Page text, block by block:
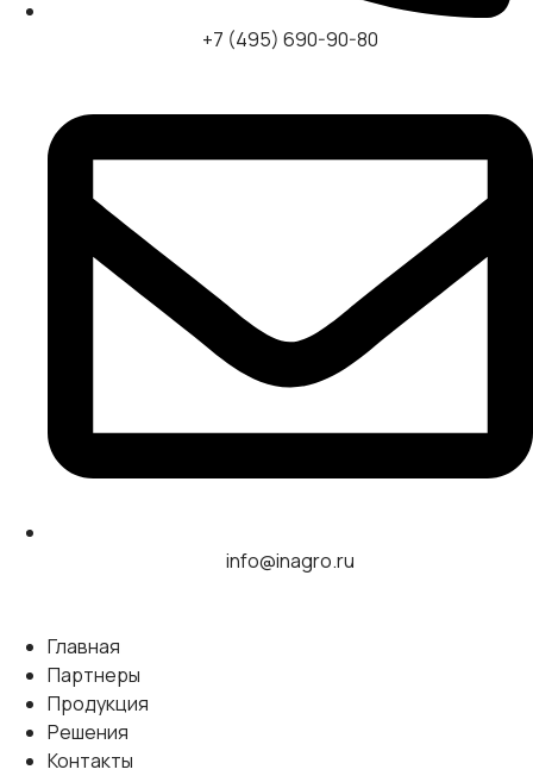
+7 (495) 690-90-80
info@inagro.ru
Главная
Партнеры
Продукция
Решения
Контакты